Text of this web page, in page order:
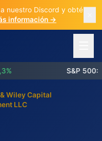
nuestro Discord y obtén 3
información →
S&P 500:
Wiley Capital
LLC